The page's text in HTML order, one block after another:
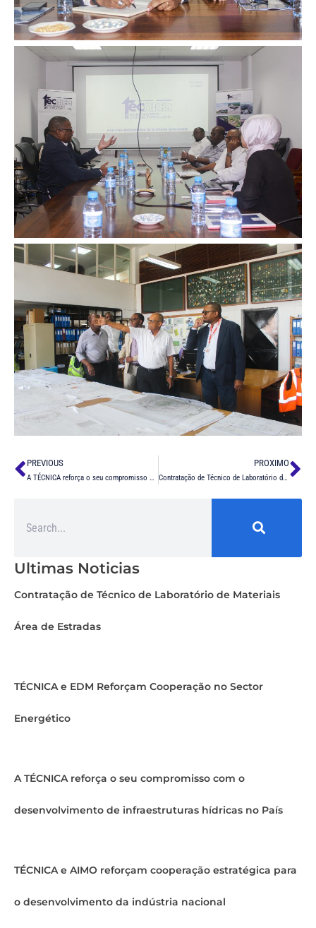
PREVIOUS
A TÉCNICA reforça o seu compromisso com o desenvolvimento de infraestruturas hídricas no País
PROXIMO
Contratação de Técnico de Laboratório de Materiais Área de Estradas
Ultimas Noticias
Contratação de Técnico de Laboratório de Materiais
Área de Estradas
TÉCNICA e EDM Reforçam Cooperação no Sector
Energético
A TÉCNICA reforça o seu compromisso com o
desenvolvimento de infraestruturas hídricas no País
TÉCNICA e AIMO reforçam cooperação estratégica para
o desenvolvimento da indústria nacional